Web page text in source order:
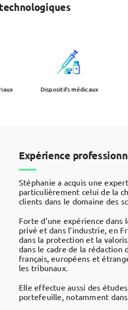
Dispositifs médicaux
Expérience
Stéphanie a acquis une
particulièrement celui de la
clients dans le domaine des
Forte d’une expérience
privé et dans l’industrie, en
dans la protection et la
dans le cadre de la rédaction
français, européens et
les tribunaux.
Elle effectue aussi des
portefeuille, notamment